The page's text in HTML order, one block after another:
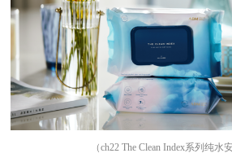
（ch22 The Clean Index系列纯水